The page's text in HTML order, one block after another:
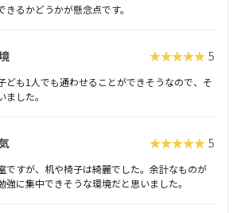
るかどうかが懸念点です。
★★★★★ 5
ども1人でも通わせることができそうなので、そ
した。
★★★★★ 5
ですが、机や椅子は綺麗でした。余計なものが
強に集中できそうな環境だと思いました。